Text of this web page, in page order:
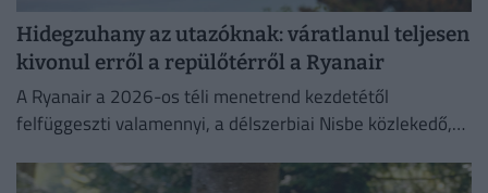
Hidegzuhany az utazóknak: váratlanul teljesen
kivonul erről a repülőtérről a Ryanair
A Ryanair a 2026-os téli menetrend kezdetétől
felfüggeszti valamennyi, a délszerbiai Nisbe közlekedő,